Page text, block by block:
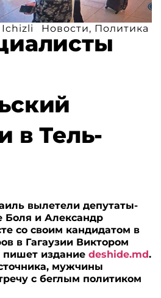
Ichizli Новости, Политика
в Тель-
вылетели депутаты-
Боля и Александр
со своим кандидатом в
в Гагаузии Виктором
пишет изданиеdeshide.md.
мужчины
с беглым политиком